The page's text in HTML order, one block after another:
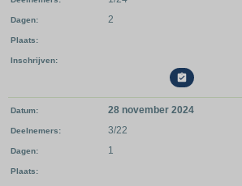
Dagen 2
Plaats
Inschrijven

Datum 28 november 2024
Deelnemers 3/22
Dagen 1
Plaats